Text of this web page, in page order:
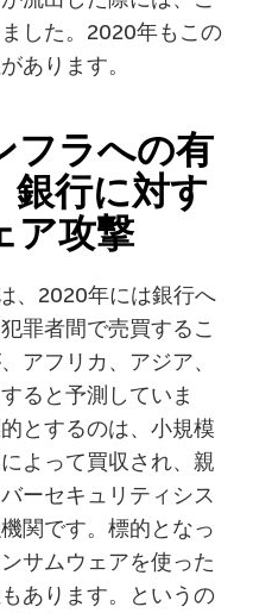
した。2020年もこの
あります。
フラへの有
銀行に対す
ア攻撃
、2020年には銀行へ
罪者間で売買するこ
アフリカ、アジア、
ると予測していま
とするのは、小規模
よって買収され、親
ーセキュリティシス
関です。標的となっ
サムウェアを使った
あります。というの